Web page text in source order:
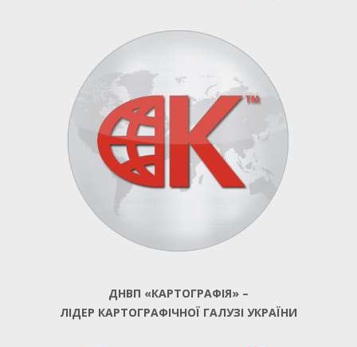
ДНВП «КАРТОГРАФІЯ» –
ЛІДЕР КАРТОГРАФІЧНОЇ ГАЛУЗІ УКРАЇНИ